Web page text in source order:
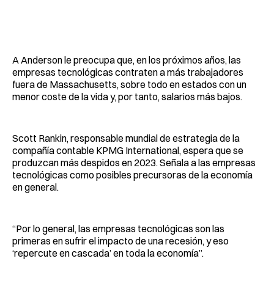
A Anderson le preocupa que, en los próximos años, las
empresas tecnológicas contraten a más trabajadores
fuera de Massachusetts, sobre todo en estados con un
menor coste de la vida y, por tanto, salarios más bajos.
Scott Rankin, responsable mundial de estrategia de la
compañía contable KPMG International, espera que se
produzcan más despidos en 2023. Señala a las empresas
tecnológicas como posibles precursoras de la economía
en general.
“Por lo general, las empresas tecnológicas son las
primeras en sufrir el impacto de una recesión, y eso
‘repercute en cascada’ en toda la economía”.